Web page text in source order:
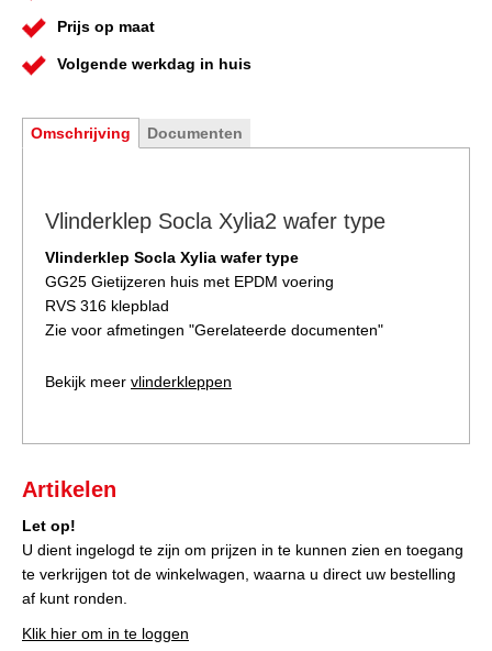
Prijs op maat
Volgende werkdag in huis
Omschrijving Documenten
Vlinderklep Socla Xylia2 wafer type
Vlinderklep Socla Xylia wafer type
GG25 Gietijzeren huis met EPDM voering
RVS 316 klepblad
Zie voor afmetingen "Gerelateerde documenten"
Bekijk meer vlinderkleppen
Artikelen
Let op!
U dient ingelogd te zijn om prijzen in te kunnen zien en toegang
te verkrijgen tot de winkelwagen, waarna u direct uw bestelling
af kunt ronden.
Klik hier om in te loggen